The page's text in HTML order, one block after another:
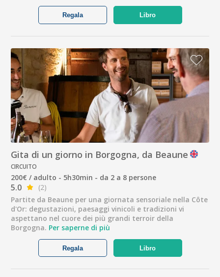
Libro
Regala
Gita di un giorno in Borgogna, da Beaune
CIRCUITO
200€ / adulto - 5h30min - da 2 a 8 persone
5.0
(2)
Partite da Beaune per una giornata sensoriale nella Côte
d'Or: degustazioni, paesaggi vinicoli e tradizioni vi
aspettano nel cuore dei più grandi terroir della
Borgogna. Per saperne di più
Libro
Regala